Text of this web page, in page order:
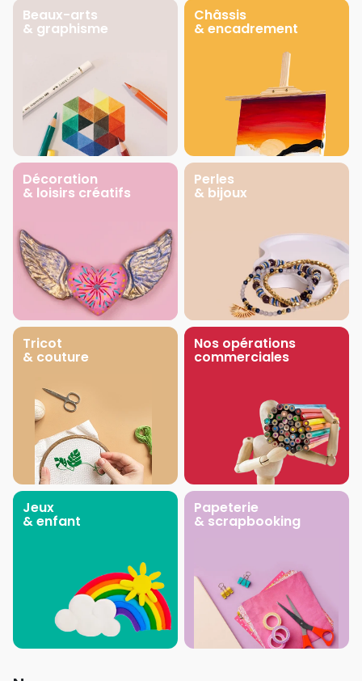
Beaux-arts
& graphisme
Châssis
& encadrement
Décoration
& loisirs créatifs
Perles
& bijoux
Tricot
& couture
Nos opérations
commerciales
Jeux
& enfant
Papeterie
& scrapbooking